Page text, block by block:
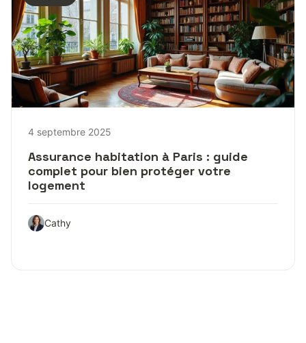
4 septembre 2025
Assurance habitation à Paris : guide
complet pour bien protéger votre
logement
Cathy